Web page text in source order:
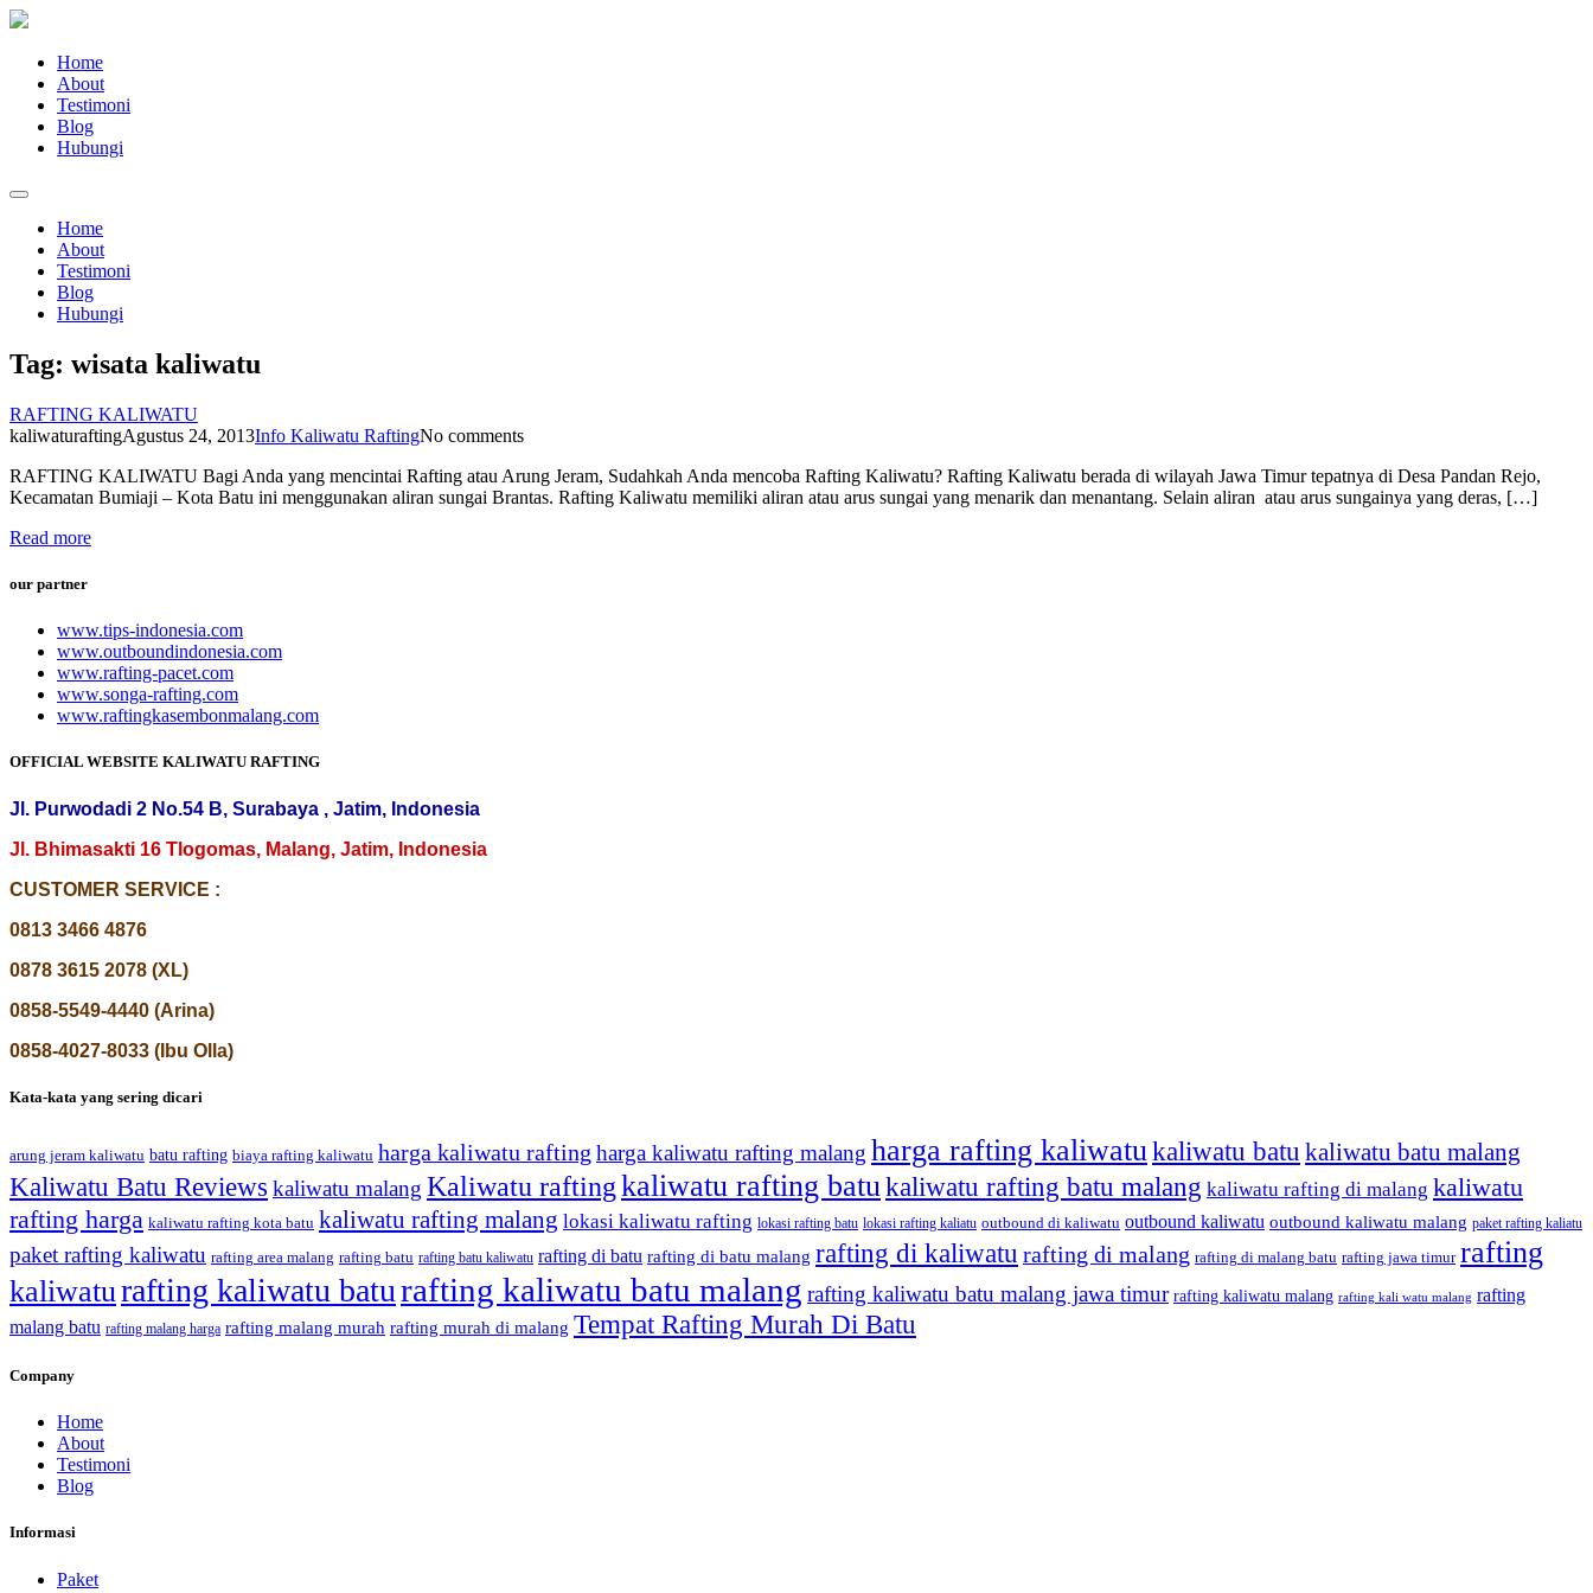
Home
About
Testimoni
Blog
Hubungi
Home
About
Testimoni
Blog
Hubungi
Tag: wisata kaliwatu
RAFTING KALIWATU
kaliwaturaftingAgustus 24, 2013Info Kaliwatu RaftingNo comments
RAFTING KALIWATU Bagi Anda yang mencintai Rafting atau Arung Jeram, Sudahkah Anda mencoba Rafting Kaliwatu? Rafting Kaliwatu berada di wilayah Jawa Timur tepatnya di Desa Pandan Rejo,
Kecamatan Bumiaji – Kota Batu ini menggunakan aliran sungai Brantas. Rafting Kaliwatu memiliki aliran atau arus sungai yang menarik dan menantang. Selain aliran atau arus sungainya yang deras, […]
Read more
our partner
www.tips-indonesia.com
www.outboundindonesia.com
www.rafting-pacet.com
www.songa-rafting.com
www.raftingkasembonmalang.com
OFFICIAL WEBSITE KALIWATU RAFTING
Jl. Purwodadi 2 No.54 B, Surabaya , Jatim, Indonesia
Jl. Bhimasakti 16 Tlogomas, Malang, Jatim, Indonesia
CUSTOMER SERVICE :
0813 3466 4876
0878 3615 2078 (XL)
0858-5549-4440 (Arina)
0858-4027-8033 (Ibu Olla)
Kata-kata yang sering dicari
arung jeram kaliwatu batu rafting biaya rafting kaliwatu harga kaliwatu rafting harga kaliwatu rafting malang harga rafting kaliwatukaliwatu batu kaliwatu batu malang
Kaliwatu Batu Reviews kaliwatu malang Kaliwatu raftingkaliwatu rafting batukaliwatu rafting batu malang kaliwatu rafting di malang kaliwatu
rafting harga kaliwatu rafting kota batu kaliwatu rafting malang lokasi kaliwatu rafting lokasi rafting batu lokasi rafting kaliatu outbound di kaliwatu outbound kaliwatu outbound kaliwatu malang paket rafting kaliatu
paket rafting kaliwatu rafting area malang rafting batu rafting batu kaliwatu rafting di batu rafting di batu malang rafting di kaliwatu rafting di malang rafting di malang batu rafting jawa timur rafting
kaliwaturafting kaliwatu baturafting kaliwatu batu malang rafting kaliwatu batu malang jawa timur rafting kaliwatu malang rafting kali watu malang rafting
malang batu rafting malang harga rafting malang murah rafting murah di malang Tempat Rafting Murah Di Batu
Company
Home
About
Testimoni
Blog
Informasi
Paket